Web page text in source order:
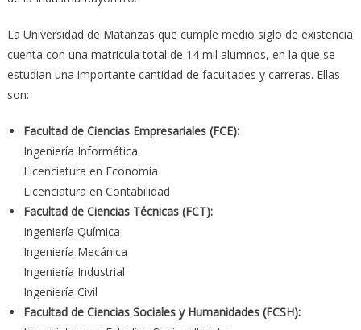
La Universidad de Matanzas que cumple medio siglo de existencia
cuenta con una matricula total de 14 mil alumnos, en la que se
estudian una importante cantidad de facultades y carreras. Ellas
son:
Facultad de Ciencias Empresariales (FCE):
Ingeniería Informática
Licenciatura en Economía
Licenciatura en Contabilidad
Facultad de Ciencias Técnicas (FCT):
Ingeniería Química
Ingeniería Mecánica
Ingeniería Industrial
Ingeniería Civil
Facultad de Ciencias Sociales y Humanidades (FCSH):